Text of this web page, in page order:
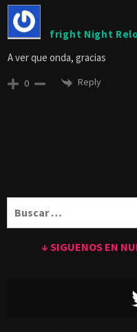
fright Night
A ver que onda, gracias
0 Reply
↓ SIGUENOS EN